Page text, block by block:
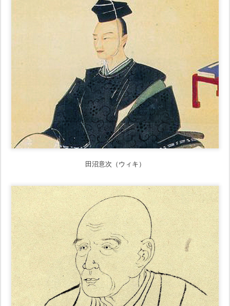
田沼意次（ウィキ）